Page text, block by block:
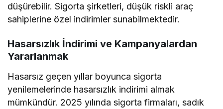
düşürebilir. Sigorta şirketleri, düşük riskli araç
sahiplerine özel indirimler sunabilmektedir.
Hasarsızlık İndirimi ve Kampanyalardan
Yararlanmak
Hasarsız geçen yıllar boyunca sigorta
yenilemelerinde hasarsızlık indirimi almak
mümkündür. 2025 yılında sigorta firmaları, sadık